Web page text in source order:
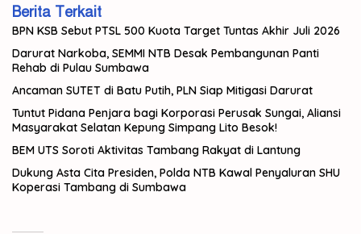
Berita Terkait
BPN KSB Sebut PTSL 500 Kuota Target Tuntas Akhir Juli 2026
Darurat Narkoba, SEMMI NTB Desak Pembangunan Panti
Rehab di Pulau Sumbawa
Ancaman SUTET di Batu Putih, PLN Siap Mitigasi Darurat
Tuntut Pidana Penjara bagi Korporasi Perusak Sungai, Aliansi
Masyarakat Selatan Kepung Simpang Lito Besok!
BEM UTS Soroti Aktivitas Tambang Rakyat di Lantung
Dukung Asta Cita Presiden, Polda NTB Kawal Penyaluran SHU
Koperasi Tambang di Sumbawa